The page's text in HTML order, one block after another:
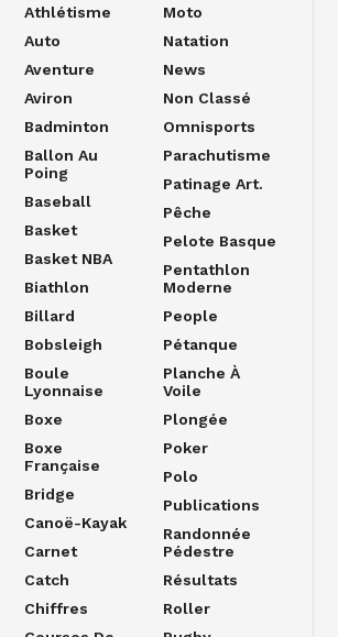
Athlétisme
Auto
Aventure
Aviron
Badminton
Ballon Au
Poing
Baseball
Basket
Basket NBA
Biathlon
Billard
Bobsleigh
Boule
Lyonnaise
Boxe
Boxe
Française
Bridge
Canoë-Kayak
Carnet
Catch
Chiffres
Moto
Natation
News
Non Classé
Omnisports
Parachutisme
Patinage Art.
Pêche
Pelote Basque
Pentathlon
Moderne
People
Pétanque
Planche À
Voile
Plongée
Poker
Polo
Publications
Randonnée
Pédestre
Résultats
Roller